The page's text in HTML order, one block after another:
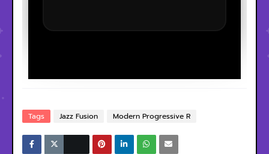
Tags Jazz Fusion Modern Progressive R